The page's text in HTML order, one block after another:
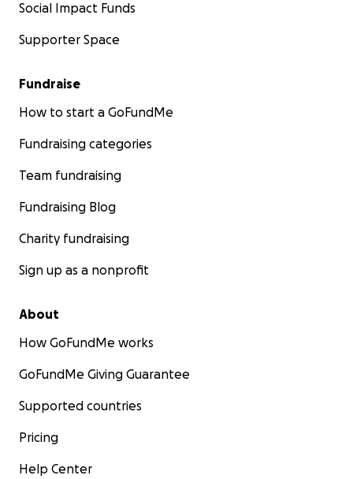
Social Impact Funds
Supporter Space
Fundraise
How to start a GoFundMe
Fundraising categories
Team fundraising
Fundraising Blog
Charity fundraising
Sign up as a nonprofit
About
How GoFundMe works
GoFundMe Giving Guarantee
Supported countries
Pricing
Help Center